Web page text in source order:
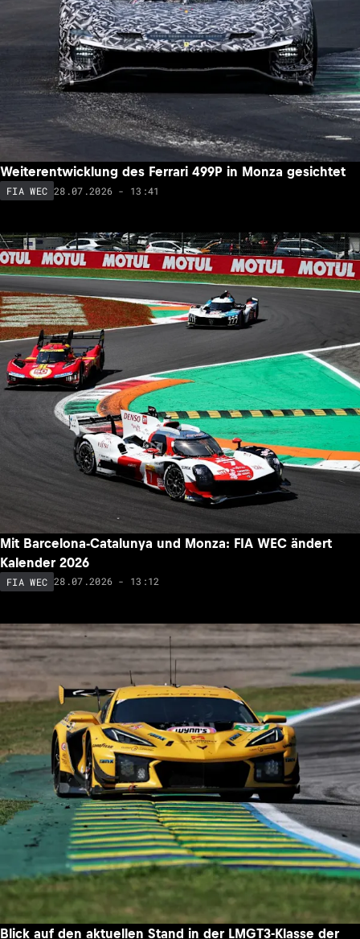
Weiterentwicklung des Ferrari 499P in Monza gesichtet
FIA WEC 28.07.2026 - 13:41
Mit Barcelona-Catalunya und Monza: FIA WEC ändert
Kalender 2026
FIA WEC 28.07.2026 - 13:12
Blick auf den aktuellen Stand in der LMGT3-Klasse der